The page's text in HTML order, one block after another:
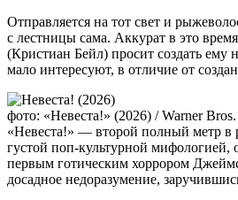
Отправляется на тот свет и
с лестницы сама. Аккурат в это
(Кристиан Бейл) просит создать
мало интересуют, в отличие от
фото: «Невеста!» (2026) / Warner
«Невеста!» — второй полный метр в
густой поп-культурной
первым готическим хоррором
досадное недоразумение,